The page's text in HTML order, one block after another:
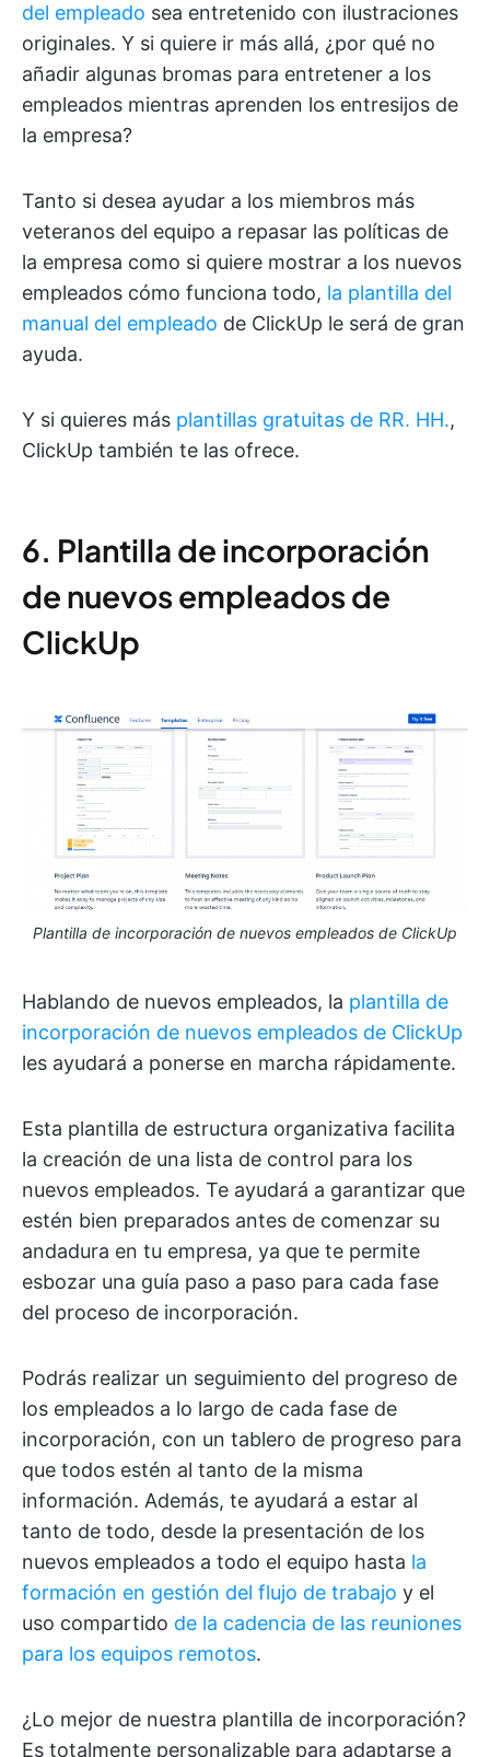
del empleado sea entretenido con ilustraciones
originales. Y si quiere ir más allá, ¿por qué no
añadir algunas bromas para entretener a los
empleados mientras aprenden los entresijos de
la empresa?
Tanto si desea ayudar a los miembros más
veteranos del equipo a repasar las políticas de
la empresa como si quiere mostrar a los nuevos
empleados cómo funciona todo, la plantilla del
manual del empleado de ClickUp le será de gran
ayuda.
Y si quieres más plantillas gratuitas de RR. HH.,
ClickUp también te las ofrece.
6. Plantilla de incorporación
de nuevos empleados de
ClickUp
Plantilla de incorporación de nuevos empleados de ClickUp
Hablando de nuevos empleados, la plantilla de
incorporación de nuevos empleados de ClickUp
les ayudará a ponerse en marcha rápidamente.
Esta plantilla de estructura organizativa facilita
la creación de una lista de control para los
nuevos empleados. Te ayudará a garantizar que
estén bien preparados antes de comenzar su
andadura en tu empresa, ya que te permite
esbozar una guía paso a paso para cada fase
del proceso de incorporación.
Podrás realizar un seguimiento del progreso de
los empleados a lo largo de cada fase de
incorporación, con un tablero de progreso para
que todos estén al tanto de la misma
información. Además, te ayudará a estar al
tanto de todo, desde la presentación de los
nuevos empleados a todo el equipo hasta la
formación en gestión del flujo de trabajo y el
uso compartido de la cadencia de las reuniones
para los equipos remotos.
¿Lo mejor de nuestra plantilla de incorporación?
Es totalmente personalizable para adaptarse a